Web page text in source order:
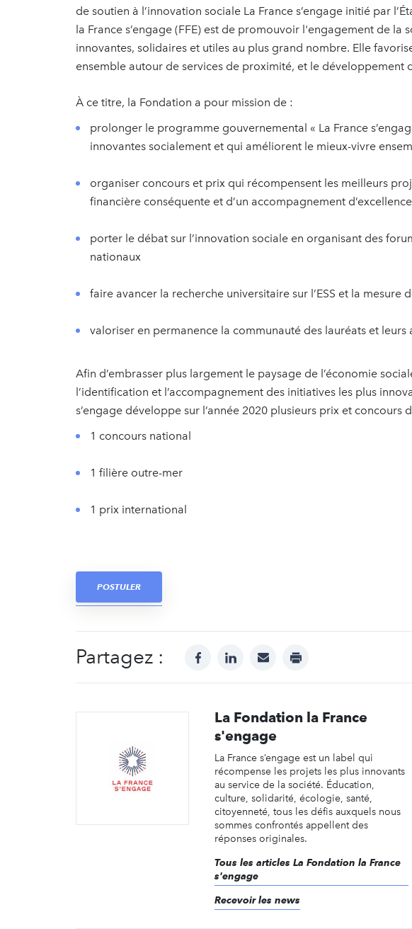
de soutien à l’innovation sociale La France s’engage initié par
la France s’engage (FFE) est de promouvoir l'engagement de la
innovantes, solidaires et utiles au plus grand nombre. Elle
ensemble autour de services de proximité, et le développement
À ce titre, la Fondation a pour mission de :
prolonger le programme gouvernemental « La France
innovantes socialement et qui améliorent le mieux-vivre
organiser concours et prix qui récompensent les meilleurs
financière conséquente et d’un accompagnement d’excellence
porter le débat sur l’innovation sociale en organisant des
nationaux
faire avancer la recherche universitaire sur l’ESS et la mesure
valoriser en permanence la communauté des lauréats et leurs
Afin d’embrasser plus largement le paysage de l’économie
l’identification et l’accompagnement des initiatives les plus
s’engage développe sur l’année 2020 plusieurs prix et concours
1 concours national
1 filière outre-mer
1 prix international
POSTULER
Partagez : facebooklinkedinmail print
La Fondation la France
s'engage
La France s’engage est un label qui
récompense les projets les plus innovants
au service de la société. Éducation,
culture, solidarité, écologie, santé,
citoyenneté, tous les défis auxquels nous
sommes confrontés appellent des
réponses originales.
Tous les articles La Fondation la France
s'engage
Recevoir les news